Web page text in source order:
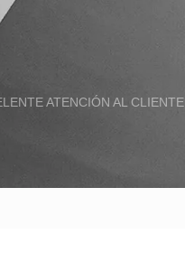
ATENCIÓN AL CLIENTE.